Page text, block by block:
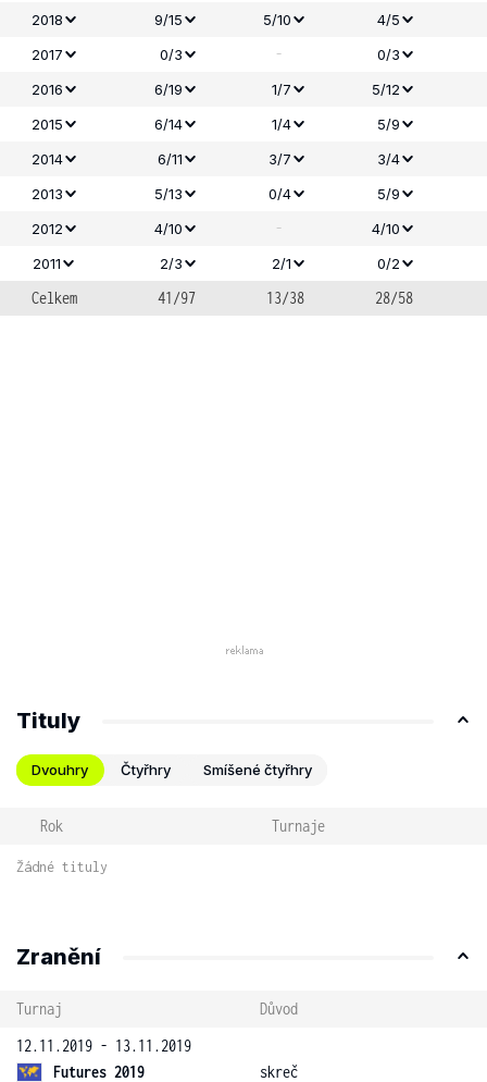
2018
9/15 5/10
4/5
2017
0/3 -
0/3
2016
6/19 1/7
5/12
2015
6/14 1/4
5/9
2014
6/11 3/7
3/4
2013
5/13 0/4
5/9
2012
4/10 -
4/10
2011
2/3 2/1 0/2
Celkem 41/97 13/38 28/58
Tituly
Dvouhry Čtyřhry Smíšené čtyřhry
Rok Turnaje
Žádné tituly
Zranění
Turnaj
Důvod
12.11.2019 - 13.11.2019
Futures 2019
skreč